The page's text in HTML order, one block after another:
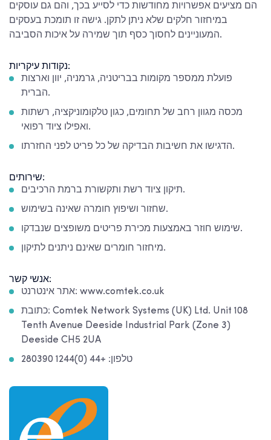
הם מציעים אפשרויות מחודשות כדי לסייע בכך, והם גם עוסקים
במיחזור חלקים שלא ניתן לתקן. גישה זו תומכת בעסקים
המעוניינים לחסוך כסף תוך שמירה על איכות הסביבה.
נקודות עיקריות:
פועלת ממספר מקומות בבריטניה, גרמניה, יוון וארצות
הברית.
מכסה מגוון רחב של תחומים, כגון טלקומוניקציה, רשתות
ואפילו ציוד רפואי.
הדגישו את חשיבות הבדיקה של כל פריט לפני החזרתו.
שירותים:
תיקון ציוד רשת ותקשורת ברמת הרכיבים.
שחזור ושיפוץ חומרה שאינה בשימוש.
שימוש חוזר באמצעות מכירת פריטים משופצים שנבדקו.
מיחזור חומרים שאינם ניתנים לתיקון.
אנשי קשר:
אתר אינטרנט: www.comtek.co.uk
כתובת: Comtek Network Systems (UK) Ltd. Unit 108
Tenth Avenue Deeside Industrial Park (Zone 3)
Deeside CH5 2UA
טלפון: +44 (0)1244 280390